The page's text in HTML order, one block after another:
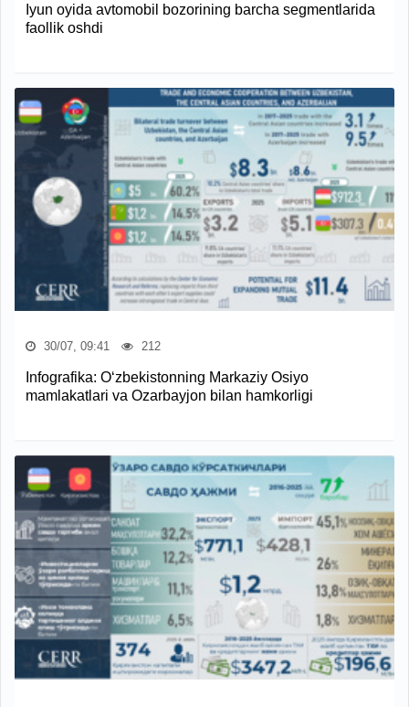
Iyun oyida avtomobil bozorining barcha segmentlarida
faollik oshdi
30/07, 09:41 212
Infografika: O‘zbekistonning Markaziy Osiyo
mamlakatlari va Ozarbayjon bilan hamkorligi